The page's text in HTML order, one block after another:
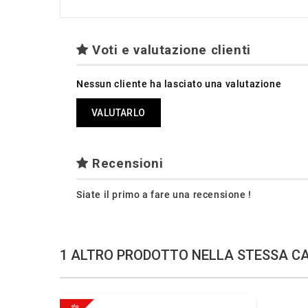
Voti e valutazione clienti
Nessun cliente ha lasciato una valutazione
VALUTARLO
Recensioni
Siate il primo a fare una recensione !
1 ALTRO PRODOTTO NELLA STESSA